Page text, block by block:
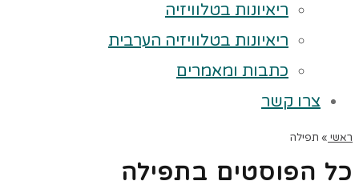
ריאיונות בטלוויזיה
ריאיונות בטלוויזיה הערבית
כתבות ומאמרים
צרו קשר
ראשי » תפילה
כל הפוסטים בתפילה